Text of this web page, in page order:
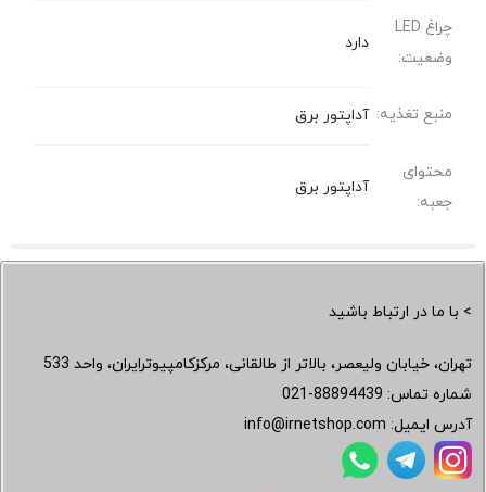
چراغ LED
وضعیت:
دارد
منبع تغذیه: آداپتور برق
محتوای
جعبه:
آداپتور برق
> با ما در ارتباط باشید
تهران، خیابان ولیعصر، بالاتر از طالقانی، مرکزکامپیوترایران، واحد 533
شماره تماس: 021-88894439
آدرس ایمیل: info@irnetshop.com